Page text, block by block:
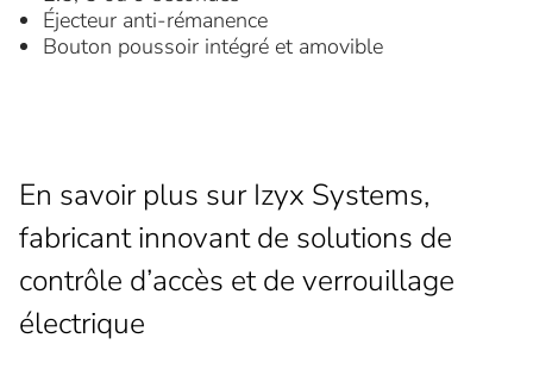
Éjecteur anti-rémanence
Bouton poussoir intégré et amovible
En savoir plus sur Izyx Systems,
fabricant innovant de solutions de
contrôle d’accès et de verrouillage
électrique